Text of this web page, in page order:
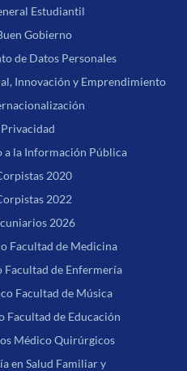
Estudiantil
Gobierno
de Datos Personales
Innovación y Emprendimiento
a la Información Pública
2020
2022
2026
Facultad de Medicina
Facultad de Enfermería
Facultad de Música
Facultad de Educación
Médico Quirúrgicos
en Salud Familiar y